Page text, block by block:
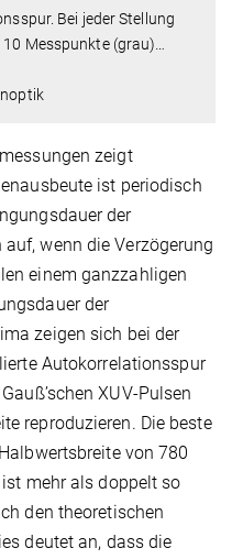
Bei jeder Stellung
Messpunkte (grau)
zeigt
ist periodisch
der
wenn die Verzögerung
einem ganzzahligen
der
zeigen sich bei der
Autokorrelationsspur
XUV-Pulsen
reproduzieren. Die beste
von 780
mehr als doppelt so
den theoretischen
deutet an, dass die